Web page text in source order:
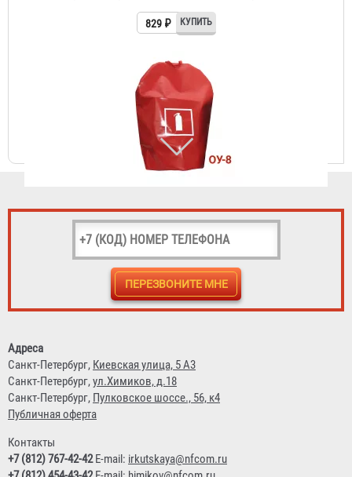
Чехол для огнетушителя ЧП-ОУ-8
554 ₽
Подставка под огнетушитель "Эконом - max"
223 ₽
Адреса
Санкт-Петербург, Киевская улица, 5 А3
Санкт-Петербург,ул.Химиков, д.18
Санкт-Петербург, Пулковское шоссе., 56, к4
Публичная оферта
Контакты
+7 (812) 767-42-42E-mail: irkutskaya@nfcom.ru